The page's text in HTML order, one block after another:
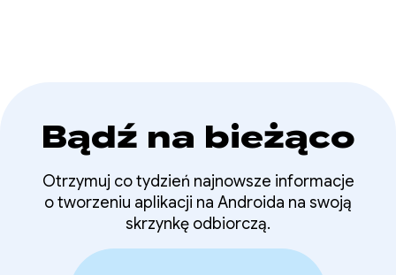
Bądź na bieżąco
Otrzymuj co tydzień najnowsze informacje
o tworzeniu aplikacji na Androida na swoją
skrzynkę odbiorczą.